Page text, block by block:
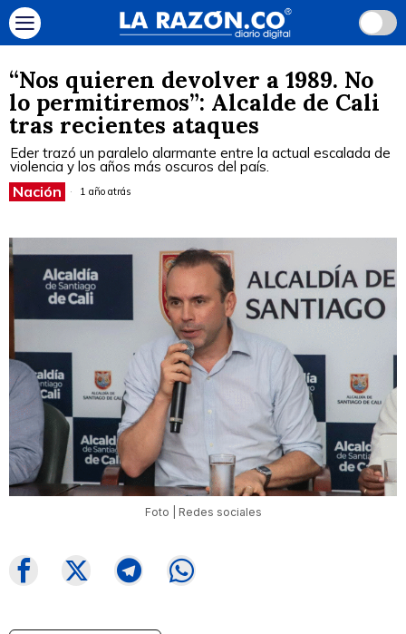
“Nos quieren devolver a 1989. No
lo permitiremos”: Alcalde de Cali
tras recientes ataques
Eder trazó un paralelo alarmante entre la actual escalada de
violencia y los años más oscuros del país.
Nación 1 año atrás
Foto | Redes sociales